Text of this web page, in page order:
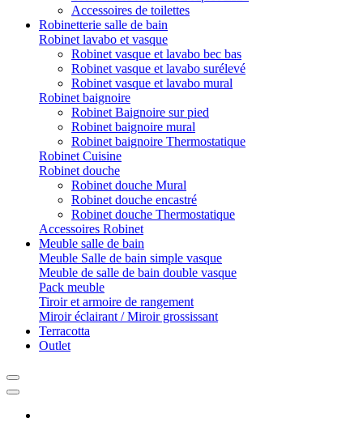
Accessoires de toilettes
Robinetterie salle de bain
Robinet lavabo et vasque
Robinet vasque et lavabo bec bas
Robinet vasque et lavabo surélevé
Robinet vasque et lavabo mural
Robinet baignoire
Robinet Baignoire sur pied
Robinet baignoire mural
Robinet baignoire Thermostatique
Robinet Cuisine
Robinet douche
Robinet douche Mural
Robinet douche encastré
Robinet douche Thermostatique
Accessoires Robinet
Meuble salle de bain
Meuble Salle de bain simple vasque
Meuble de salle de bain double vasque
Pack meuble
Tiroir et armoire de rangement
Miroir éclairant / Miroir grossissant
Terracotta
Outlet